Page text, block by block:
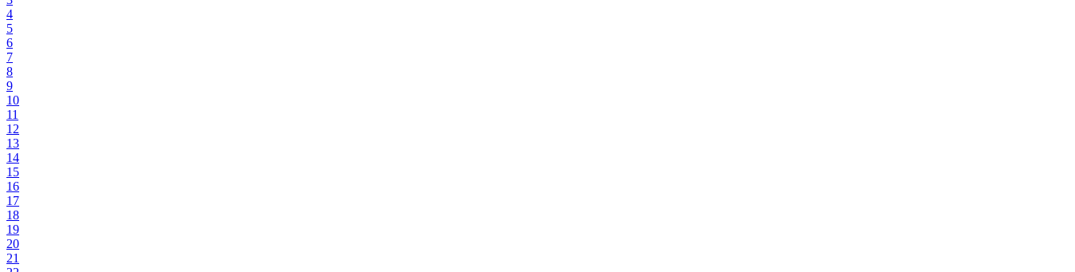
4
5
6
7
8
9
10
11
12
13
14
15
16
17
18
19
20
21